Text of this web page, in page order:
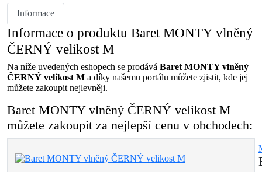
Informace
Informace o produktu Baret MONTY vlněný
ČERNÝ velikost M
Na níže uvedených eshopech se prodává Baret MONTY vlněný
ČERNÝ velikost M a díky našemu portálu můžete zjistit, kde jej
můžete zakoupit nejlevněji.
Baret MONTY vlněný ČERNÝ velikost M
můžete zakoupit za nejlepší cenu v obchodech: